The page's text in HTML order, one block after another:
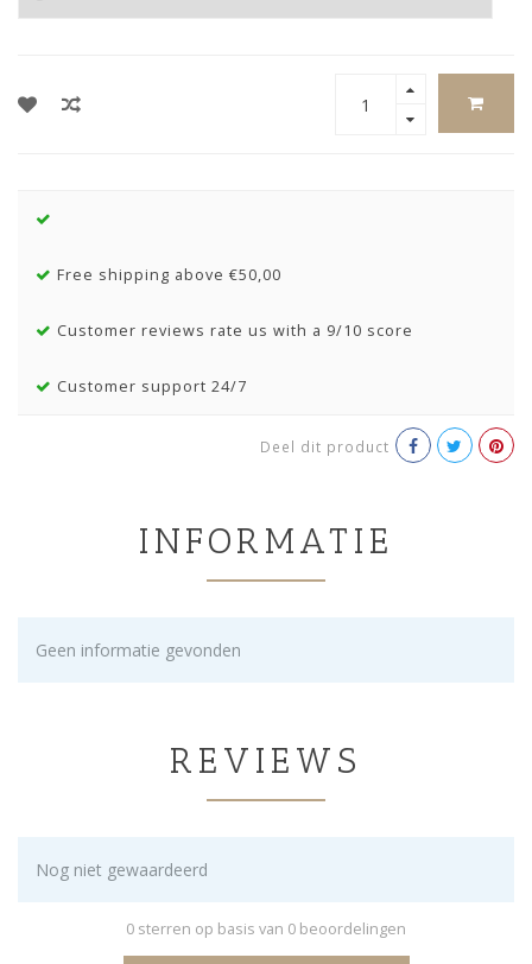
Free shipping above €50,00
Customer reviews rate us with a 9/10 score
Customer support 24/7
Deel dit product
INFORMATIE
Geen informatie gevonden
REVIEWS
Nog niet gewaardeerd
0 sterren op basis van 0 beoordelingen